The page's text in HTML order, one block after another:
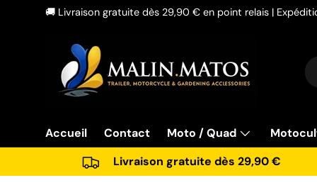
🚚 Livraison gratuite dès 29,90 € en point relais |
Accueil Contact Moto / Quad
Livraison gratuite dès 29,90 €